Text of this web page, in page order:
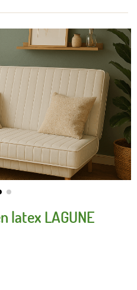
latex LAGUNE